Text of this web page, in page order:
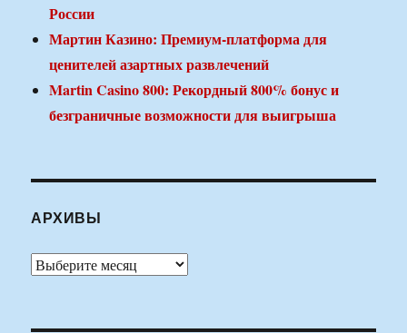
России
Мартин Казино: Премиум-платформа для
ценителей азартных развлечений
Martin Casino 800: Рекордный 800% бонус и
безграничные возможности для выигрыша
АРХИВЫ
Архивы